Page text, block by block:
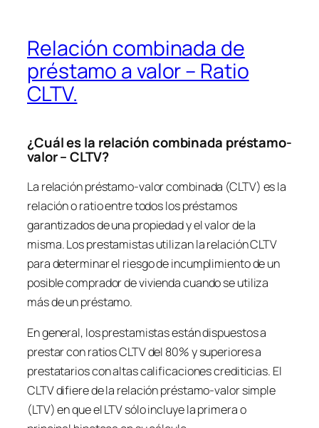
Relación combinada de
préstamo a valor – Ratio
CLTV.
¿Cuál es la relación combinada préstamo-
valor – CLTV?
La relación préstamo-valor combinada (CLTV) es la
relación o ratio entre todos los préstamos
garantizados de una propiedad y el valor de la
misma. Los prestamistas utilizan la relación CLTV
para determinar el riesgo de incumplimiento de un
posible comprador de vivienda cuando se utiliza
más de un préstamo.
En general, los prestamistas están dispuestos a
prestar con ratios CLTV del 80% y superiores a
prestatarios con altas calificaciones crediticias. El
CLTV difiere de la relación préstamo-valor simple
(LTV) en que el LTV sólo incluye la primera o